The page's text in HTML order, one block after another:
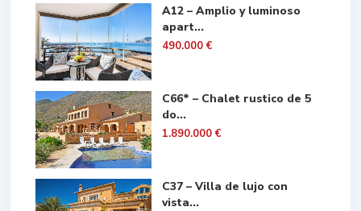
A12 – Amplio y luminoso
apart...
490.000 €
C66* – Chalet rustico de 5
do...
1.890.000 €
C37 – Villa de lujo con
vista...